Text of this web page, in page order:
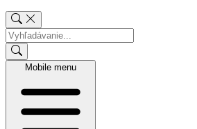
Mobile menu